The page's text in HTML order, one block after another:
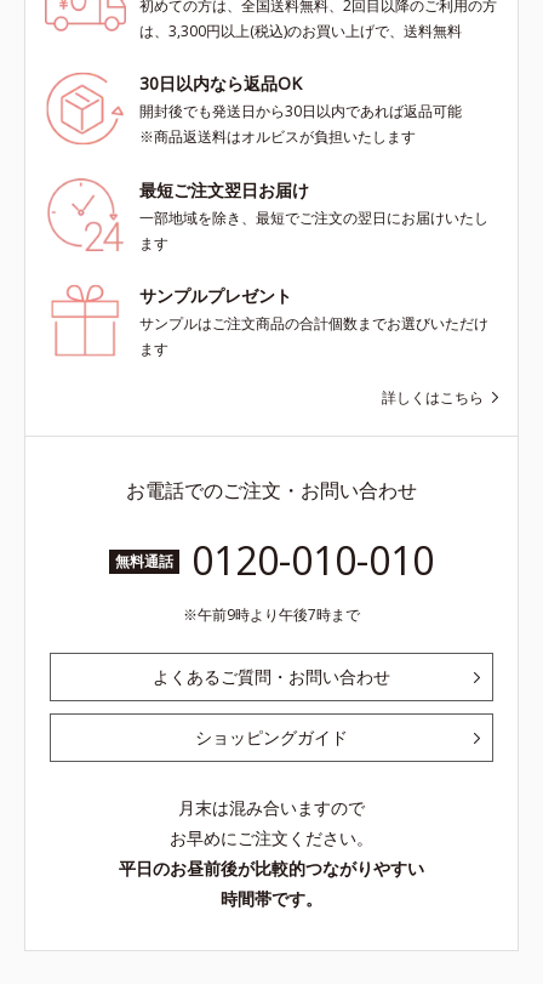
初めての方は、全国送料無料、2回目以降のご利用の方
は、3,300円以上(税込)のお買い上げで、送料無料
30日以内なら返品OK
開封後でも発送日から30日以内であれば返品可能
※商品返送料はオルビスが負担いたします
最短ご注文翌日お届け
一部地域を除き、最短でご注文の翌日にお届けいたし
ます
サンプルプレゼント
サンプルはご注文商品の合計個数までお選びいただけ
ます
詳しくはこちら
お電話でのご注文・お問い合わせ
無料通話 0120-010-010
午前9時より午後7時まで
よくあるご質問・お問い合わせ
ショッピングガイド
月末は混み合いますので
お早めにご注文ください。
平日のお昼前後が比較的つながりやすい
時間帯です。